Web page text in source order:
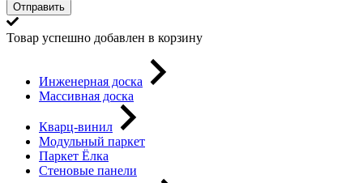
Отправить
Товар успешно добавлен в корзину
Инженерная доска
Массивная доска
Кварц-винил
Модульный паркет
Паркет Ёлка
Стеновые панели